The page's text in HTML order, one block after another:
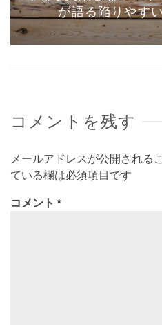
が語る陥りやす
コメントを残す
メールアドレスが公開される
ている欄は必須項目です
コメント *